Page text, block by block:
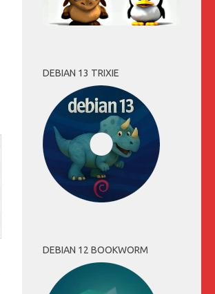
DEBIAN 13 TRIXIE
DEBIAN 12 BOOKWORM